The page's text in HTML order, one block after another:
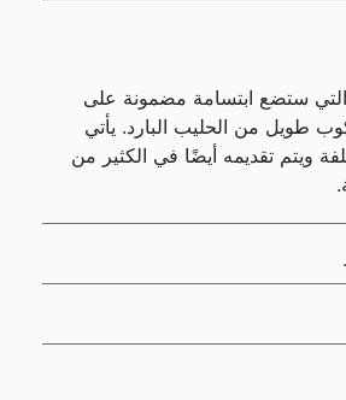
ستضع ابتسامة مضمونة على
طويل من الحليب البارد. يأتي
ويتم تقديمه أيضًا في الكثير من